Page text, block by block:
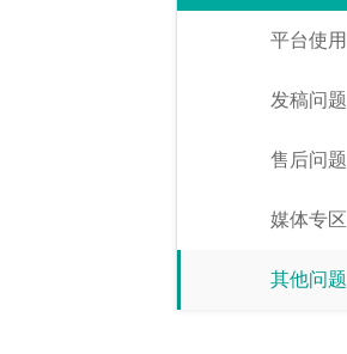
平台使用
发稿问题
售后问题
媒体专区
其他问题